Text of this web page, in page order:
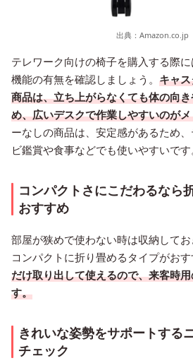
出典： Amazon.co.jp
テレワーク向けの椅子を購入する際
機能の有無を確認しましょう。 キャ
商品は、立ち上がらなくても体の向
め、広いデスクで作業しやすいのが
ーなしの商品は、安定感があるため
ビ鑑賞や食事などでも使いやすいです
コンパクトさにこだわるなら
おすすめ
部屋が狭めで使わない時は収納してお
コンパクトに折り畳めるタイプがおす
だけ取り出して使えるので、来客時
す。
きれいな姿勢をサポートする
チェック